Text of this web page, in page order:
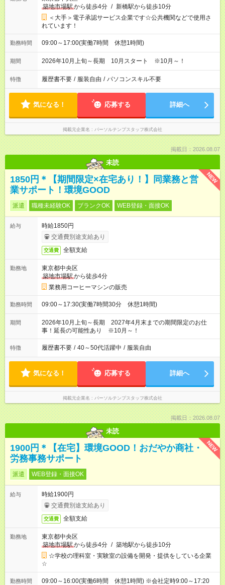
築地市場駅から徒歩4分 / 新橋駅から徒歩10分
＜大手＞電子承認サービス企業です☆公共機関などで使用さ
れています！
勤務時間 09:00～17:00(実働7時間 休憩1時間)
期間 2026年10月上旬～長期 10月スタート ※10月～！
特徴 履歴書不要 / 服装自由 / パソコンスキル不要
気になる！ 応募する 詳細へ
掲載元企業名 パーソルテンプスタッフ株式会社
掲載日：2026.08.07
未読
NEW
1850円＊【期間限定×在宅あり！】同業務と営
業サポート！環境GOOD
派遣 職種未経験OK ブランクOK WEB登録・面接OK
給与
時給1850円
交通費別途支給あり
交通費 全額支給
勤務地
東京都中央区
築地市場駅から徒歩4分
業務用コーヒーマシンの販売
勤務時間 09:00～17:30(実働7時間30分 休憩1時間)
期間
2026年10月上旬～長期 2027年4月末までの期間限定のお仕
事！延長の可能性あり ※10月～！
特徴 履歴書不要 / 40～50代活躍中 / 服装自由
気になる！ 応募する 詳細へ
掲載元企業名 パーソルテンプスタッフ株式会社
掲載日：2026.08.07
未読
NEW
1900円＊【在宅】環境GOOD！おだやか商社・
労務事務サポート
派遣 WEB登録・面接OK
給与
時給1900円
交通費別途支給あり
交通費 全額支給
勤務地
東京都中央区
築地市場駅から徒歩4分 / 築地駅から徒歩10分
☆学校の理科室・実験室の設備を開発・提供をしている企業
☆
勤務時間
09:00～16:00(実働6時間 休憩1時間) ※会社定時9:00～17:20